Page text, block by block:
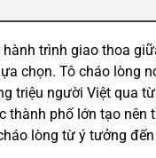
hành trình giao thoa
chọn. Tô cháo lòng
triệu người Việt qua
thành phố lớn tạo
lòng từ ý tưởng